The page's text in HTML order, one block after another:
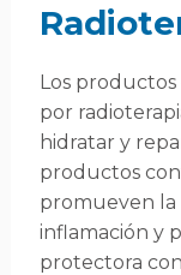
Los
por
hidratar y
productos
promueven la
inflamación y
protectora